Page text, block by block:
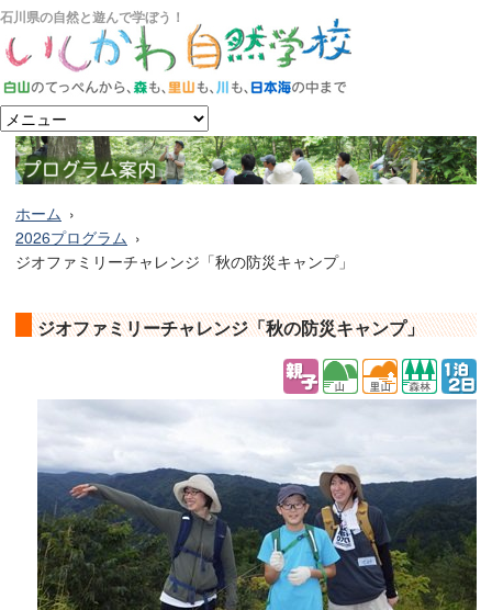
石川県の自然と遊んで学ぼう！
ホーム
2026プログラム
ジオファミリーチャレンジ「秋の防災キャンプ」
ジオファミリーチャレンジ「秋の防災キャンプ」